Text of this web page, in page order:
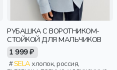
РУБАШКА С ВОРОТНИКОМ-
СТОЙКОЙ ДЛЯ МАЛЬЧИКОВ
1 999 ₽
SELAхлопок, россия,